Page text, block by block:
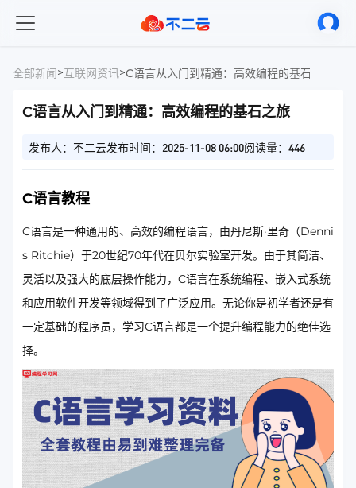
全部新闻>互联网资讯>C语言从入门到精通：高效编程的基石之旅
C语言从入门到精通：高效编程的基石之旅
发布人：不二云发布时间：2025-11-08 06:00阅读量：446
C语言教程
C语言是一种通用的、高效的编程语言，由丹尼斯·里奇（Denni
s Ritchie）于20世纪70年代在贝尔实验室开发。由于其简洁、
灵活以及强大的底层操作能力，C语言在系统编程、嵌入式系统
和应用软件开发等领域得到了广泛应用。无论你是初学者还是有
一定基础的程序员，学习C语言都是一个提升编程能力的绝佳选
择。